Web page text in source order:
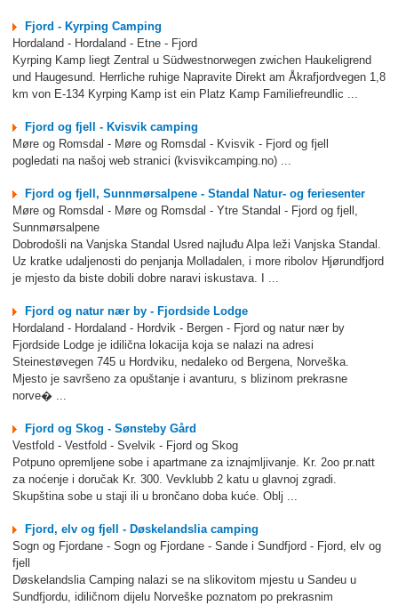
Fjord - Kyrping Camping
Hordaland - Hordaland - Etne - Fjord
Kyrping Kamp liegt Zentral u Südwestnorwegen zwichen Haukeligrend
und Haugesund. Herrliche ruhige Napravite Direkt am Åkrafjordvegen 1,8
km von E-134 Kyrping Kamp ist ein Platz Kamp Familiefreundlic ...
Fjord og fjell - Kvisvik camping
Møre og Romsdal - Møre og Romsdal - Kvisvik - Fjord og fjell
pogledati na našoj web stranici (kvisvikcamping.no) ...
Fjord og fjell, Sunnmørsalpene - Standal Natur- og feriesenter
Møre og Romsdal - Møre og Romsdal - Ytre Standal - Fjord og fjell,
Sunnmørsalpene
Dobrodošli na Vanjska Standal Usred najluđu Alpa leži Vanjska Standal.
Uz kratke udaljenosti do penjanja Molladalen, i more ribolov Hjørundfjord
je mjesto da biste dobili dobre naravi iskustava. I ...
Fjord og natur nær by - Fjordside Lodge
Hordaland - Hordaland - Hordvik - Bergen - Fjord og natur nær by
Fjordside Lodge je idilična lokacija koja se nalazi na adresi
Steinestøvegen 745 u Hordviku, nedaleko od Bergena, Norveška.
Mjesto je savršeno za opuštanje i avanturu, s blizinom prekrasne
norve� ...
Fjord og Skog - Sønsteby Gård
Vestfold - Vestfold - Svelvik - Fjord og Skog
Potpuno opremljene sobe i apartmane za iznajmljivanje. Kr. 2oo pr.natt
za noćenje i doručak Kr. 300. Vevklubb 2 katu u glavnoj zgradi.
Skupština sobe u staji ili u brončano doba kuće. Oblj ...
Fjord, elv og fjell - Døskelandslia camping
Sogn og Fjordane - Sogn og Fjordane - Sande i Sundfjord - Fjord, elv og
fjell
Døskelandslia Camping nalazi se na slikovitom mjestu u Sandeu u
Sundfjordu, idiličnom dijelu Norveške poznatom po prekrasnim